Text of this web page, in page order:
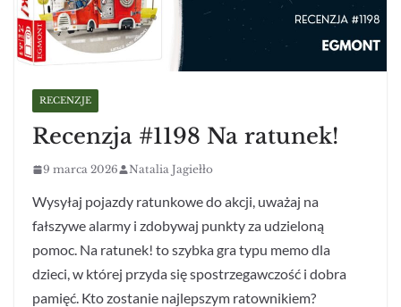
RECENZJE
Recenzja #1198 Na ratunek!
9 marca 2026 Natalia Jagiełło
Wysyłaj pojazdy ratunkowe do akcji, uważaj na
fałszywe alarmy i zdobywaj punkty za udzieloną
pomoc. Na ratunek! to szybka gra typu memo dla
dzieci, w której przyda się spostrzegawczość i dobra
pamięć. Kto zostanie najlepszym ratownikiem?